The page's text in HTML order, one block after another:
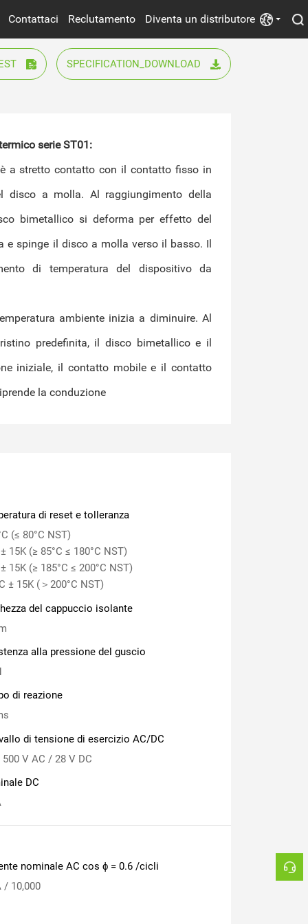
Alimentazione Elettrica
Contattaci Reclutamento Diventa un distributore
SPECIFICATION_DOWNLOAD
serie ST01:
la conduzione
di reset e tolleranza
(≤ 80°C NST)
15K (≥ 85°C ≤ 180°C NST)
15K (≥ 185°C ≤ 200°C NST)
± 15K (＞200°C NST)
del cappuccio isolante
alla pressione del guscio
di reazione
di tensione di esercizio AC/DC
500 V AC / 28 V DC
DC
nominale AC cos ϕ = 0.6 /cicli
/ 10,000